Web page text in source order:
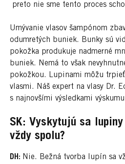
preto nie sme tento proces
Umývanie vlasov šampónom
odumretých buniek. Bunky sú
pokožka produkuje nadmerné
buniek. Nemá to však
pokožkou. Lupinami môžu
vlasmi. Náš expert na vlasy Dr.
s najnovšími výsledkami
SK: Vyskytujú sa
vždy spolu?
DH: Nie. Bežná tvorba lupín sa